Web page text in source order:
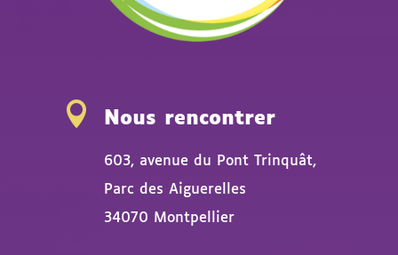
 Nous rencontrer
603, avenue du Pont Trinquât,
Parc des Aiguerelles
34070 Montpellier